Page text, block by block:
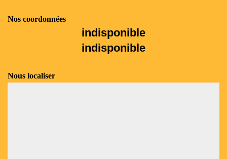
Nos coordonnées
indisponible
indisponible
Nous localiser